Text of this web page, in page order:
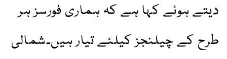
دیتے ہوئے کہا ہے کہ ہماری فورسز ہر
طرح کے چیلنجز کیلئے تیار ہیں۔شمالی